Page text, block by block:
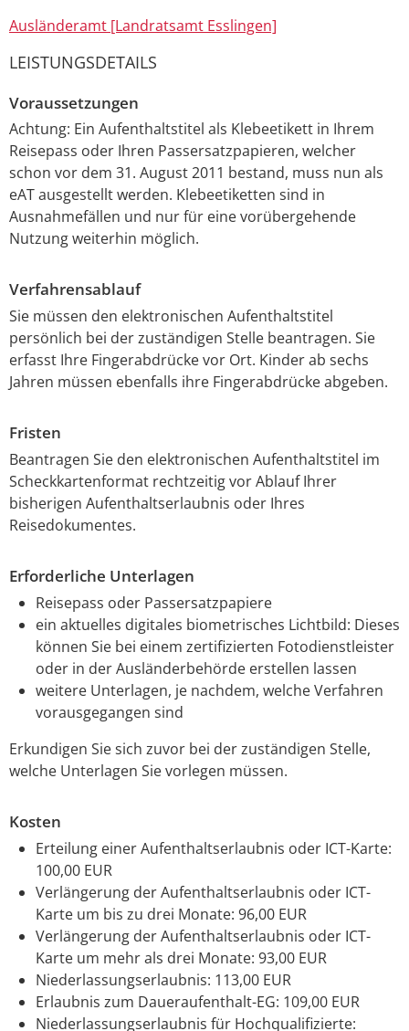
Ausländeramt [Landratsamt Esslingen]
LEISTUNGSDETAILS
Voraussetzungen
Achtung: Ein Aufenthaltstitel als Klebeetikett in Ihrem
Reisepass oder Ihren Passersatzpapieren, welcher
schon vor dem 31. August 2011 bestand, muss nun als
eAT ausgestellt werden. Klebeetiketten sind in
Ausnahmefällen und nur für eine vorübergehende
Nutzung weiterhin möglich.
Verfahrensablauf
Sie müssen den elektronischen Aufenthaltstitel
persönlich bei der zuständigen Stelle beantragen. Sie
erfasst Ihre Fingerabdrücke vor Ort. Kinder ab sechs
Jahren müssen ebenfalls ihre Fingerabdrücke abgeben.
Fristen
Beantragen Sie den elektronischen Aufenthaltstitel im
Scheckkartenformat rechtzeitig vor Ablauf Ihrer
bisherigen Aufenthaltserlaubnis oder Ihres
Reisedokumentes.
Erforderliche Unterlagen
Reisepass oder Passersatzpapiere
ein aktuelles digitales biometrisches Lichtbild: Dieses
können Sie bei einem zertifizierten Fotodienstleister
oder in der Ausländerbehörde erstellen lassen
weitere Unterlagen, je nachdem, welche Verfahren
vorausgegangen sind
Erkundigen Sie sich zuvor bei der zuständigen Stelle,
welche Unterlagen Sie vorlegen müssen.
Kosten
Erteilung einer Aufenthaltserlaubnis oder ICT-Karte:
100,00 EUR
Verlängerung der Aufenthaltserlaubnis oder ICT-
Karte um bis zu drei Monate: 96,00 EUR
Verlängerung der Aufenthaltserlaubnis oder ICT-
Karte um mehr als drei Monate: 93,00 EUR
Niederlassungserlaubnis: 113,00 EUR
Erlaubnis zum Daueraufenthalt-EG: 109,00 EUR
Niederlassungserlaubnis für Hochqualifizierte: